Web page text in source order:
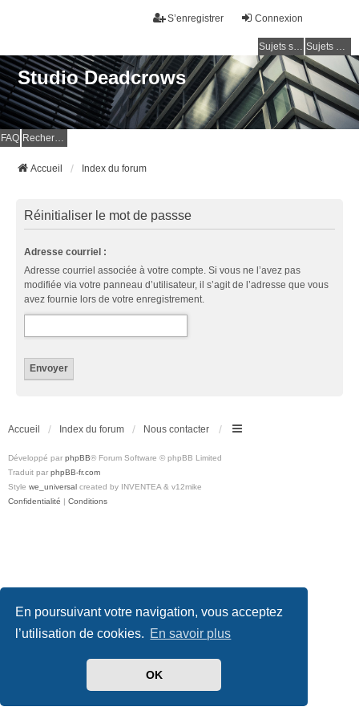
En poursuivant votre navigation, vous acceptez
l’utilisation de cookies. En savoir plus
OK
Connexion
S’enregistrer
Sujets sans réponse Sujets actifs
Studio Deadcrows
FAQ Rechercher
Accueil Index du forum
Réinitialiser le mot de passse
Adresse courriel :
Adresse courriel associée à votre compte. Si vous ne l’avez pas
modifiée via votre panneau d’utilisateur, il s’agit de l’adresse que vous
avez fournie lors de votre enregistrement.
Accueil Index du forum Nous contacter
Développé par phpBB® Forum Software © phpBB Limited
Traduit par phpBB-fr.com
Style we_universal created by INVENTEA & v12mike
Confidentialité | Conditions